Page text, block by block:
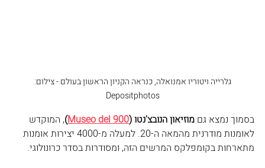
גלרייה ויטוריו אמנואלה, כנראה הקניון הראשון בעולם - צילום:
Depositphotos
בסמוך נמצא גם מוזיאון הנובצ'נטו (Museo del 900
), המוקדש
לאומנות מודרנית מהמאה ה-20. למעלה מ-4000 יצירות אומנות
מתארחות בקומפלקס המרשים הזה, ומסודרות בסדר כרונולוגי.